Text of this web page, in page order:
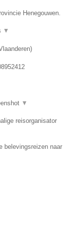
Henegouwen.
▼
)
▼
reisorganisator
belevingsreizen naar